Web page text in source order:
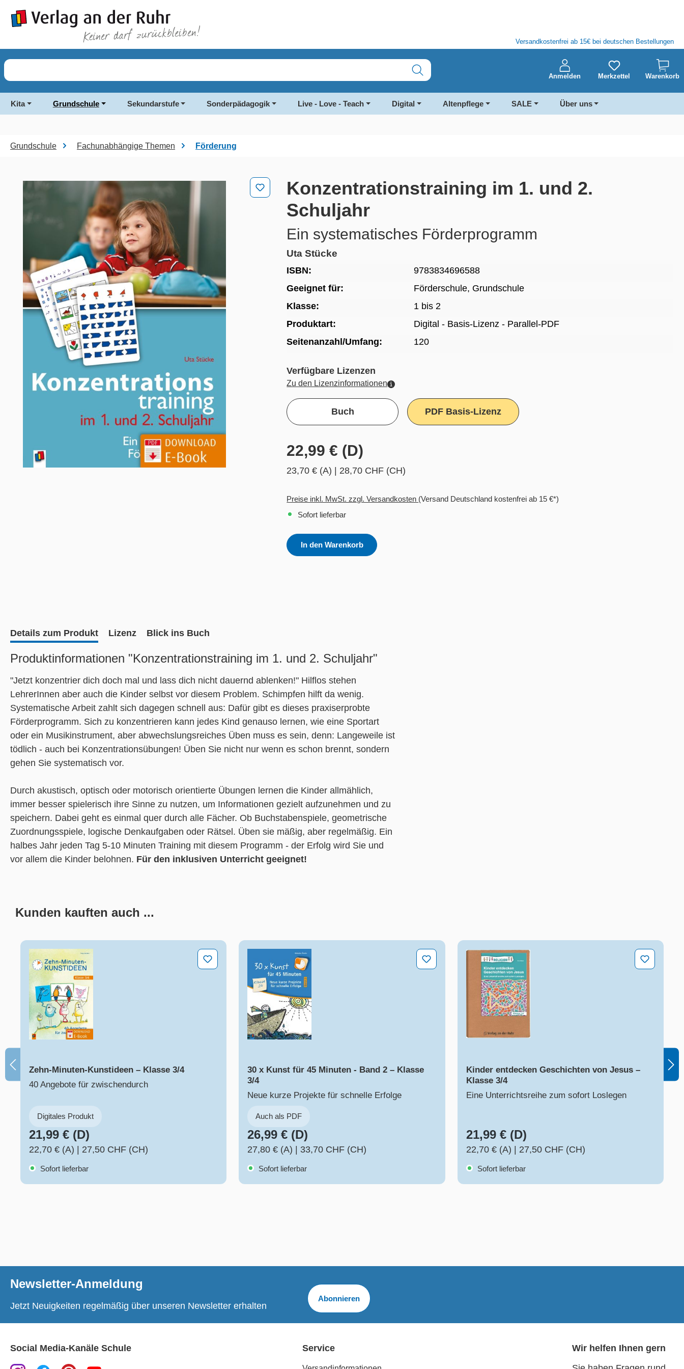
Zur Hauptnavigation springen
Versandkostenfrei ab 15€ bei deutschen Bestellungen
Anmelden Merkzettel Warenkorb
Kita Grundschule Sekundarstufe Sonderpädagogik Live - Love - Teach Digital Altenpflege SALE Über uns
Grundschule Fachunabhängige Themen Förderung
Bildergalerie überspringen
Konzentrationstraining im 1. und 2.
Schuljahr
Ein systematisches Förderprogramm
Uta Stücke
ISBN:
9783834696588
Geeignet für:
Förderschule, Grundschule
Klasse:
1 bis 2
Produktart:
Digital - Basis-Lizenz - Parallel-PDF
Seitenanzahl/Umfang:
120
Verfügbare Lizenzen
Zu den Lizenzinformationen
Buch PDF Basis-Lizenz
22,99 € (D)
23,70 € (A) | 28,70 CHF (CH)
Preise inkl. MwSt. zzgl. Versandkosten (Versand Deutschland kostenfrei ab 15 €*)
Sofort lieferbar
In den Warenkorb
Details zum Produkt Lizenz Blick ins Buch
Produktinformationen "Konzentrationstraining im 1. und 2. Schuljahr"
"Jetzt konzentrier dich doch mal und lass dich nicht dauernd ablenken!" Hilflos stehen
LehrerInnen aber auch die Kinder selbst vor diesem Problem. Schimpfen hilft da wenig.
Systematische Arbeit zahlt sich dagegen schnell aus: Dafür gibt es dieses praxiserprobte
Förderprogramm. Sich zu konzentrieren kann jedes Kind genauso lernen, wie eine Sportart
oder ein Musikinstrument, aber abwechslungsreiches Üben muss es sein, denn: Langeweile ist
tödlich - auch bei Konzentrationsübungen! Üben Sie nicht nur wenn es schon brennt, sondern
gehen Sie systematisch vor.
Durch akustisch, optisch oder motorisch orientierte Übungen lernen die Kinder allmählich,
immer besser spielerisch ihre Sinne zu nutzen, um Informationen gezielt aufzunehmen und zu
speichern. Dabei geht es einmal quer durch alle Fächer. Ob Buchstabenspiele, geometrische
Zuordnungsspiele, logische Denkaufgaben oder Rätsel. Üben sie mäßig, aber regelmäßig. Ein
halbes Jahr jeden Tag 5-10 Minuten Training mit diesem Programm - der Erfolg wird Sie und
vor allem die Kinder belohnen. Für den inklusiven Unterricht geeignet!
Kunden kauften auch ...
Zehn-Minuten-Kunstideen – Klasse 3/4
Zehn-Minuten-Kunstideen – Klasse 3/4
40 Angebote für zwischendurch
Digitales Produkt
21,99 € (D)
22,70 € (A) | 27,50 CHF (CH)
Sofort lieferbar
30 x Kunst für 45 Minuten - Band 2 – Klasse 3/4
30 x Kunst für 45 Minuten - Band 2 – Klasse
3/4
Neue kurze Projekte für schnelle Erfolge
Auch als PDF
26,99 € (D)
27,80 € (A) | 33,70 CHF (CH)
Sofort lieferbar
Kinder entdecken Geschichten von Jesus – Klasse 3/
Kinder entdecken Geschichten von Jesus –
Klasse 3/4
Eine Unterrichtsreihe zum sofort Loslegen
21,99 € (D)
22,70 € (A) | 27,50 CHF (CH)
Sofort lieferbar
Newsletter-Anmeldung
Jetzt Neuigkeiten regelmäßig über unseren Newsletter erhalten
Abonnieren
Social Media-Kanäle Schule Service
Wir helfen Ihnen gern